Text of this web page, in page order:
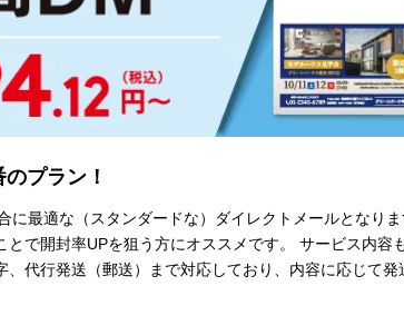
プラン！
に最適な（スタンダードな）ダイレクトメールとなり
とで開封率UPを狙う方にオススメです。 サービス内容
代行発送（郵送）まで対応しており、内容に応じて